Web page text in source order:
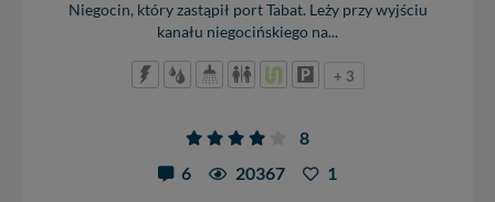
Niegocin, który zastąpił port Tabat. Leży przy wyjściu
kanału niegocińskiego na...
+ 3
8
6
20367 1